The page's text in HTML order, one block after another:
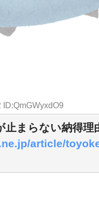
止まらない納得理
article/